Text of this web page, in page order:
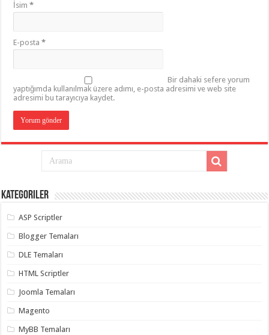
İsim*
E-posta*
Bir dahaki sefere yorum
yaptığımda kullanılmak üzere adımı, e-posta adresimi ve web site
adresimi bu tarayıcıya kaydet.
Kategoriler
ASP Scriptler
Blogger Temaları
DLE Temaları
HTML Scriptler
Joomla Temaları
Magento
MyBB Temaları